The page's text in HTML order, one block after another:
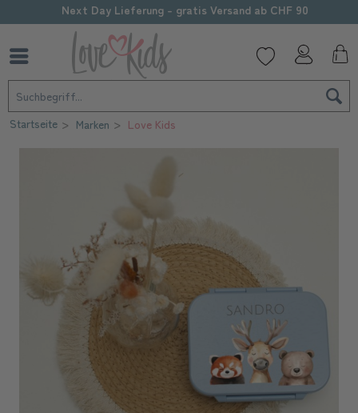
Sorgfältige Personalisierung
Startseite Marken Love Kids